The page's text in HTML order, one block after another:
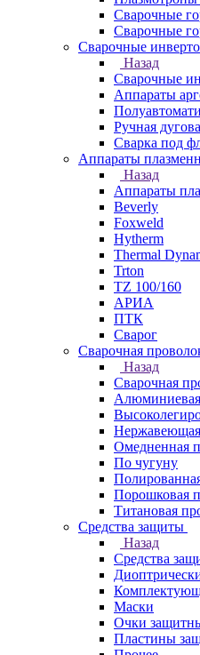
Сварочные
Сварочные
Сварочные
Назад
Сварочные
Аппараты
Ручная
Сварка под
Аппараты
Назад
Аппараты
Beverly
Foxweld
Hytherm
Thermal
Trton
TZ 100/160
АРИА
ПТК
Сварог
Сварочная
Назад
Сварочная
Омедненная
По чугуну
Порошковая
Титановая
Средства защиты
Назад
Средства
Маски
Очки
Пластины